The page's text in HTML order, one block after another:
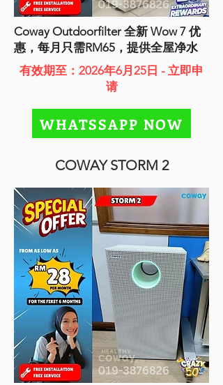
Coway Outdoorfilter 全新 Wow 7 优
惠，每月只需RM65，提供全屋净水
有效期至：2026年6月25日 - 立即申
请
WHATSSAPP NOW
COWAY STORM 2